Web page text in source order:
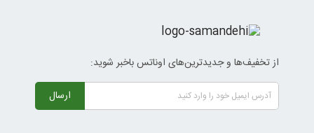
از تخفیف‌ها و جدیدترین‌های اوناتس باخبر شوید:
ارسال